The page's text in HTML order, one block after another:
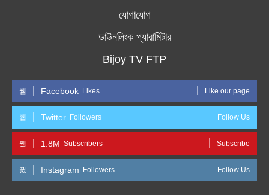
যোগাযোগ
ডাউনলিংক প্যারামিটার
Bijoy TV FTP
Facebook Likes Like our page
Twitter Followers Follow Us
1.8M Subscribers Subscribe
Instagram Followers Follow Us